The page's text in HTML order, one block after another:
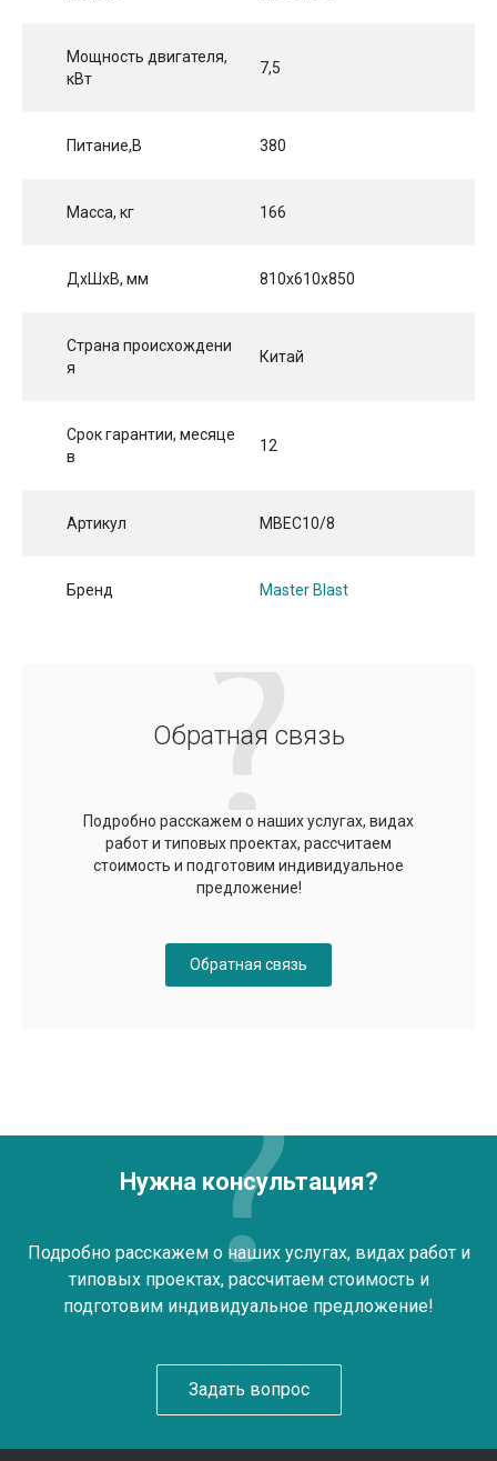
Мощность двигателя,
кВт
7,5
Питание,В 380
Масса, кг 166
ДхШхВ, мм 810х610х850
Страна происхождени
я
Китай
Срок гарантии, месяце
в
12
Артикул MBEC10/8
Бренд Master Blast
Обратная связь
Подробно расскажем о наших услугах, видах
работ и типовых проектах, рассчитаем
стоимость и подготовим индивидуальное
предложение!
Обратная связь
Нужна консультация?
Подробно расскажем о наших услугах, видах работ и
типовых проектах, рассчитаем стоимость и
подготовим индивидуальное предложение!
Задать вопрос